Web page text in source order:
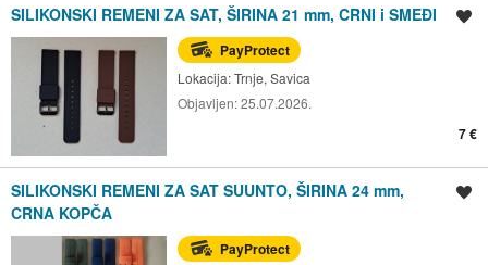
SILIKONSKI REMENI ZA SAT, ŠIRINA 21 mm, CRNI i SMEĐI
PayProtect
Lokacija:Trnje, Savica
Objavljen:25.07.2026.
7 €
SILIKONSKI REMENI ZA SAT SUUNTO, ŠIRINA 24 mm,
CRNA KOPČA
PayProtect